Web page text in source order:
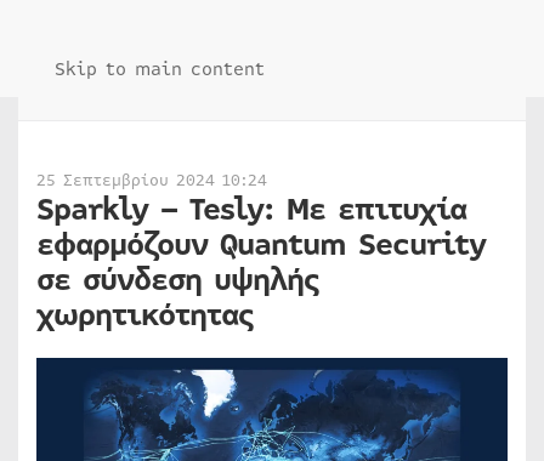
Skip to main content
25 Σεπτεμβρίου 2024 10:24
Sparkly – Tesly: Με επιτυχία
εφαρμόζουν Quantum Security
σε σύνδεση υψηλής
χωρητικότητας